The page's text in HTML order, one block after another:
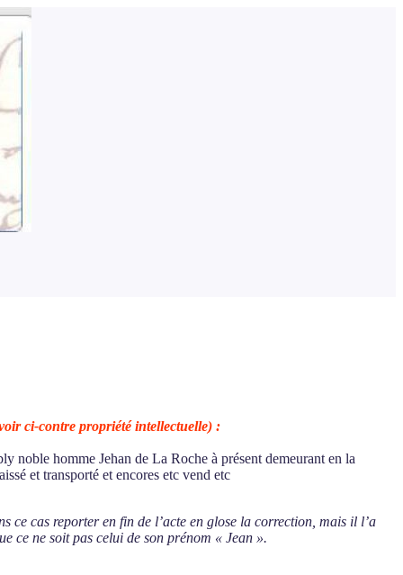
ci-contre propriété intellectuelle) :
noble homme Jehan de La Roche à présent demeurant en la
et transporté et encores etc vend etc
cas reporter en fin de l’acte en glose la correction, mais il l’a
ce ne soit pas celui de son prénom « Jean ».